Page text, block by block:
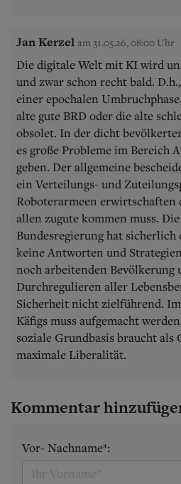
Jan Kerzel am 31.05.26, 08:00 Uhr
Die digitale Welt mit KI wird
und zwar schon recht bald.
einer epochalen
alte gute BRD oder die alte
obsolet. In der dicht
es große Probleme im Bereich
geben. Der allgemeine
ein Verteilungs- und
Roboterarmeen erwirtschaften
allen zugute kommen muss.
Bundesregierung hat
keine Antworten und
noch arbeitenden Bevölkerung
Durchregulieren aller
Sicherheit nicht zielführend.
Käfigs muss aufgemacht
soziale Grundbasis braucht als
maximale Liberalität.
Kommentar
Vor- Nachname*: